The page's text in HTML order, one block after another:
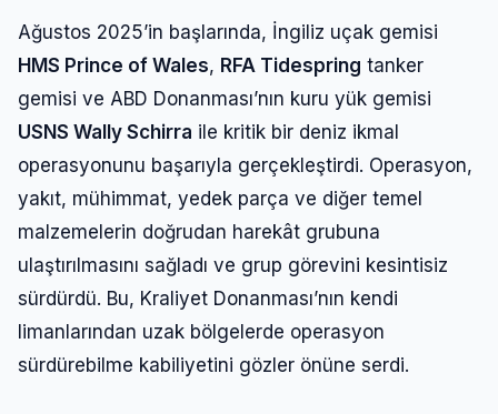
Ağustos 2025’in başlarında, İngiliz uçak gemisi
HMS Prince of Wales, RFA Tidespring tanker
gemisi ve ABD Donanması’nın kuru yük gemisi
USNS Wally Schirra ile kritik bir deniz ikmal
operasyonunu başarıyla gerçekleştirdi. Operasyon,
yakıt, mühimmat, yedek parça ve diğer temel
malzemelerin doğrudan harekât grubuna
ulaştırılmasını sağladı ve grup görevini kesintisiz
sürdürdü. Bu, Kraliyet Donanması’nın kendi
limanlarından uzak bölgelerde operasyon
sürdürebilme kabiliyetini gözler önüne serdi.